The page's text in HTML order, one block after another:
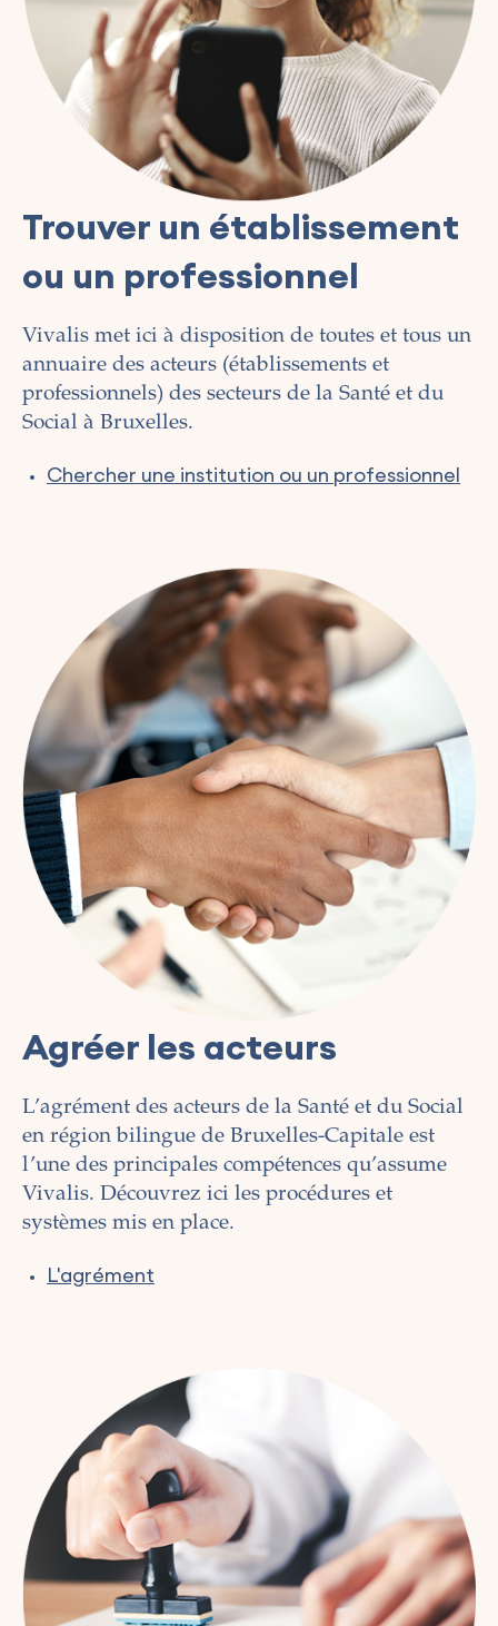
Trouver un établissement
ou un professionnel
Vivalis met ici à disposition de toutes et tous un
annuaire des acteurs (établissements et
professionnels) des secteurs de la Santé et du
Social à Bruxelles.
Chercher une institution ou un professionnel
Agréer les acteurs
L’agrément des acteurs de la Santé et du Social
en région bilingue de Bruxelles-Capitale est
l’une des principales compétences qu’assume
Vivalis. Découvrez ici les procédures et
systèmes mis en place.
L'agrément